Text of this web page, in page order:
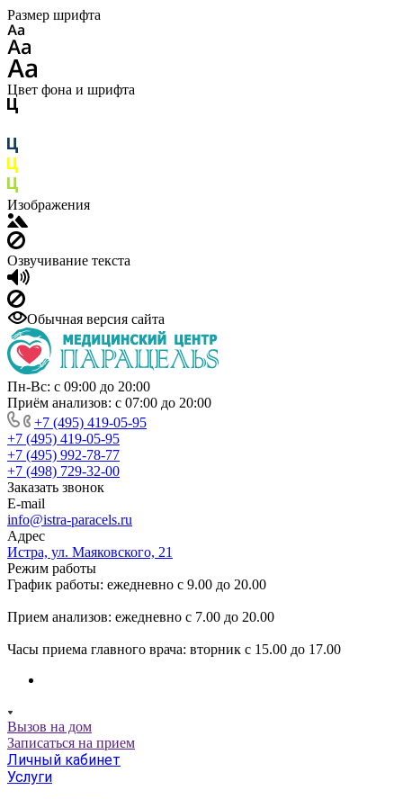
Размер шрифта
Цвет фона и шрифта
Изображения
Озвучивание текста
Обычная версия сайта
Пн-Вс: с 09:00 до 20:00
Приём анализов: с 07:00 до 20:00
+7 (495) 419-05-95
+7 (495) 419-05-95
+7 (495) 992-78-77
+7 (498) 729-32-00
Заказать звонок
E-mail
info@istra-paracels.ru
Адрес
Истра, ул. Маяковского, 21
Режим работы
График работы: ежедневно с 9.00 до 20.00
Прием анализов: ежедневно с 7.00 до 20.00
Часы приема главного врача: вторник с 15.00 до 17.00
Вызов на дом
Записаться на прием
Личный кабинет
Услуги